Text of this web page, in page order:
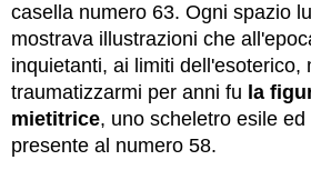
casella numero 63. Ogni spazio
mostrava illustrazioni che
inquietanti, ai limiti dell'esoterico,
traumatizzarmi per anni fu la
mietitrice, uno scheletro esile
presente al numero 58.